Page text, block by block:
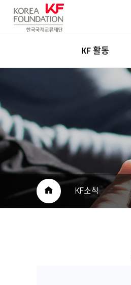
KF 활동
국민공공외교
HOMEKF소식